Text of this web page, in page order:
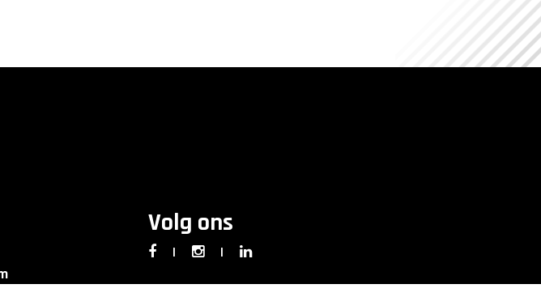
Volg ons
| |